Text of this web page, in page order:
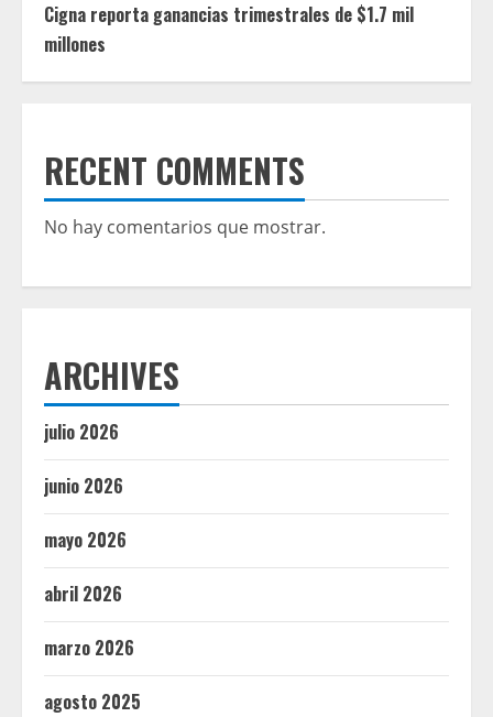
Cigna reporta ganancias trimestrales de $1.7 mil
millones
RECENT COMMENTS
No hay comentarios que mostrar.
ARCHIVES
julio 2026
junio 2026
mayo 2026
abril 2026
marzo 2026
agosto 2025